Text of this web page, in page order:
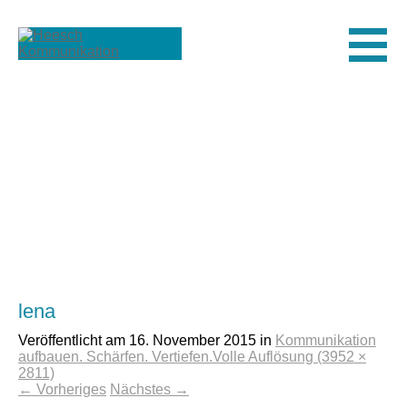
lena
Veröffentlicht am 16. November 2015 in Kommunikation
aufbauen. Schärfen. Vertiefen.Volle Auflösung (3952 ×
2811)
← Vorheriges Nächstes →